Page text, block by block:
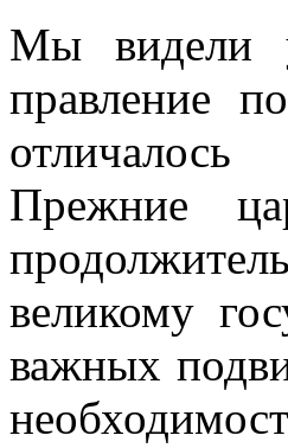
Мы видели
правление
Прежние
великому
важных